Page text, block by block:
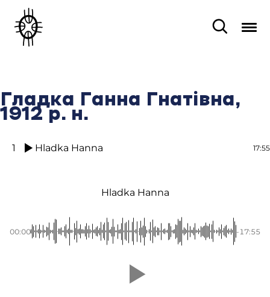
Гладка Ганна Гнатівна,
1912 р. н.
1 Hladka Hanna 17:55
Hladka Hanna
00:00 -17:55